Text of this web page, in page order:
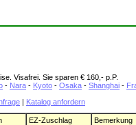
Visafrei. Sie sparen € 160,- p.P.
- Nara - Kyoto - Osaka - Shanghai -
| Katalog anfordern
EZ-Zuschlag Bemerkung